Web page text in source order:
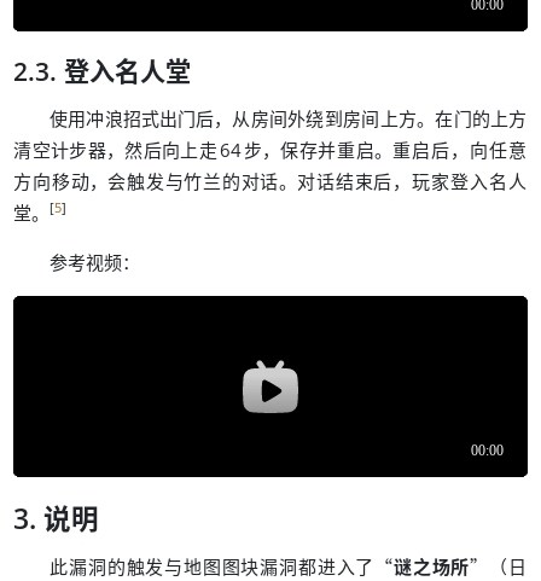
登入名人堂
使用冲浪招式出门后， 从房间外绕到房间上方。在门的上方
清空计步器，然后向上走64步，保存并重启。重启后， 向任意
方向移动，会触发与竹兰的对话。 对话结束后，玩家登入名人
堂。[5]
参考视频：
说明
此漏洞的触发与地图图块漏洞都进入了 “谜之场所” （ 日